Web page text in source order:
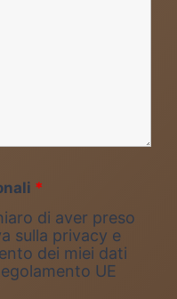
*
di aver preso
sulla privacy e
dei miei dati
UE